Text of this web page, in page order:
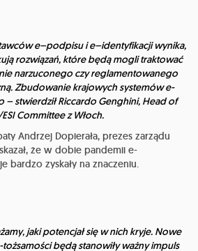
e–podpisu i e–identyfikacji wynika,
rozwiązań, które będą mogli traktować
narzuconego czy reglamentowanego
Zbudowanie krajowych systemów e-
– stwierdził Riccardo Genghini, Head of
ESI Committee z Włoch.
Andrzej Dopierała, prezes zarządu
że w dobie pandemii e-
bardzo zyskały na znaczeniu.
jaki potencjał się w nich kryje. Nowe
będą stanowiły ważny impuls